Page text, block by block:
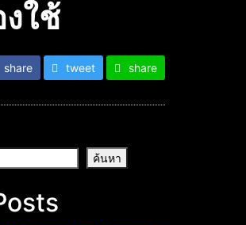
ใช้
share tweet share
ค้นหา